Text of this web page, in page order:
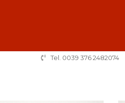
Tel. 0039 376 2482074